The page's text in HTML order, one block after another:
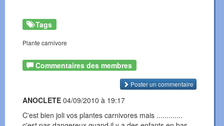
Tags
Plante carnivore
Commentaires des membres
Poster un commentaire
ANOCLETE 04/09/2010 à 19:17
C'est bien joli vos plantes carnivores mais .............